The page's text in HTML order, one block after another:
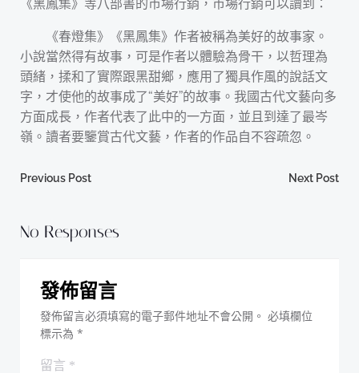
《春燈集》《黑鳳集》作者被稱為美好的故事家。
小說當然得有故事，可是作者以體驗為骨干，以哲理為
頭緒，揉和了實際跟黑甜鄉，應用了獨具作風的說話文
字，才使他的故事成了“美好”的故事。我國古代文藝向多
方面成長，作者代表了此中的一方面，並且到達了最岑
嶺。讀者要鑒賞古代文藝，作者的作品自不容疏忽。
Post
navigation
Previous Post Next Post
No Responses
發佈留言
發佈留言必須填寫的電子郵件地址不會公開。 必填欄位
標示為 *
留言 *